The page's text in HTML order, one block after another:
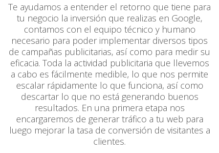
Te ayudamos a entender el retorno que tiene para
tu negocio la inversión que realizas en Google,
contamos con el equipo técnico y humano
necesario para poder implementar diversos tipos
de campañas publicitarias, así como para medir su
eficacia. Toda la actividad publicitaria que llevemos
a cabo es fácilmente medible, lo que nos permite
escalar rápidamente lo que funciona, así como
descartar lo que no está generando buenos
resultados. En una primera etapa nos
encargaremos de generar tráfico a tu web para
luego mejorar la tasa de conversión de visitantes a
clientes.